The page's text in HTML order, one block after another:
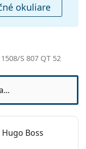
okuliare
1508/S 807 QT 52
Boss